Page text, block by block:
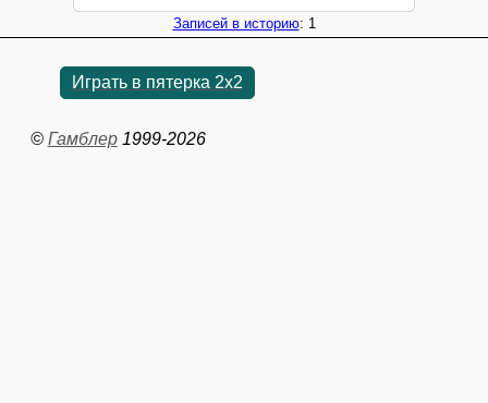
Записей в историю: 1
Играть в пятерка 2x2
© Гамблер1999-2026